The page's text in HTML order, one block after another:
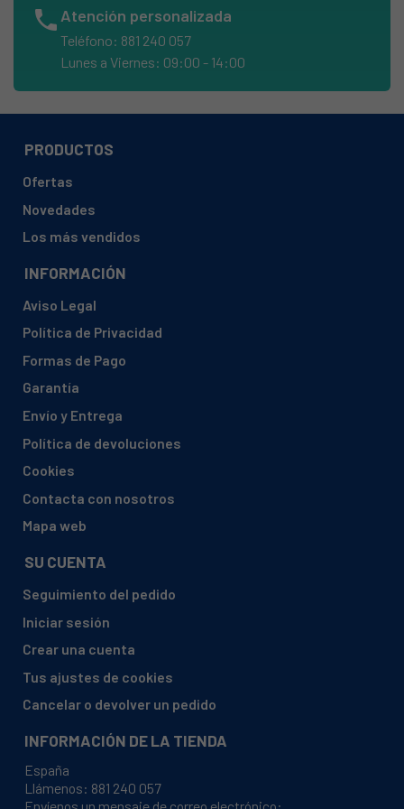
AMICA, AWD1C8514ELSD
AMICA, AWD1C8514ELSD (1191416)
AMICA, AWD1C8514ELSH (1191417)
AMICA, AWDBI8614IBW (1193797)
AMICA, AWM 81405 BI (1191327)
AMICA, AWT714S/1 (1191313 AWT714S1)
AMICA, CI381/1 (1191314 CI3811)
AMICA, EWA 34657-1 W (1191136)
AMICA, GWAS610DL (1194236)
AMICA, GWAS712DL (1194237)
phone Atención personalizada
Teléfono: 881 240 057
Lunes a Viernes: 09:00 - 14:00
PRODUCTOS
Ofertas
Novedades
Los más vendidos
INFORMACIÓN
Aviso Legal
Política de Privacidad
Formas de Pago
Garantía
Envío y Entrega
Política de devoluciones
Cookies
Contacta con nosotros
Mapa web
SU CUENTA
Seguimiento del pedido
Iniciar sesión
Crear una cuenta
Tus ajustes de cookies
Cancelar o devolver un pedido
INFORMACIÓN DE LA TIENDA
España
Llámenos: 881 240 057